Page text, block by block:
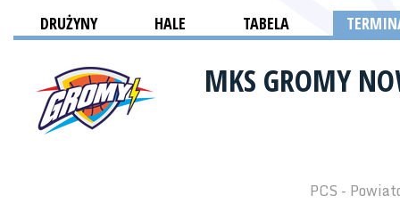
DRUŻYNY HALE TABELA
MKS GROMY
PCS -